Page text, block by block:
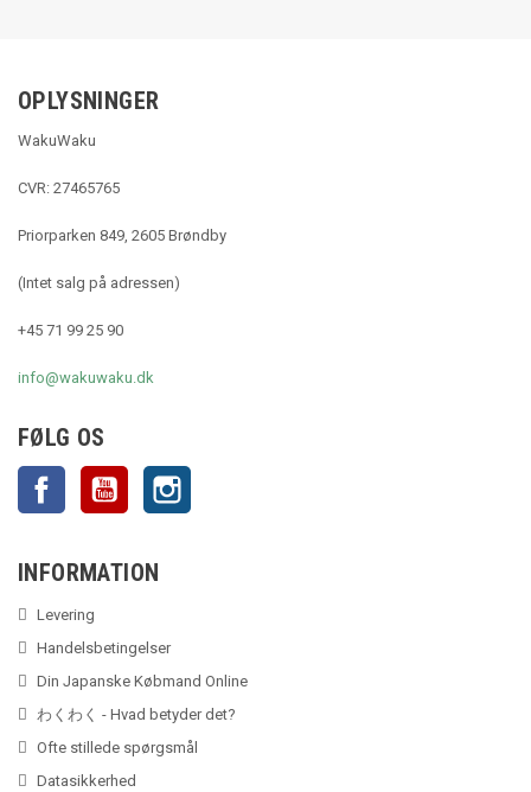
OPLYSNINGER
WakuWaku
CVR: 27465765
Priorparken 849, 2605 Brøndby
(Intet salg på adressen)
+45 71 99 25 90
info@wakuwaku.dk
FØLG OS
Facebook YouTube
INFORMATION
Levering
Handelsbetingelser
Din Japanske Købmand Online
わくわく - Hvad betyder det?
Ofte stillede spørgsmål
Datasikkerhed